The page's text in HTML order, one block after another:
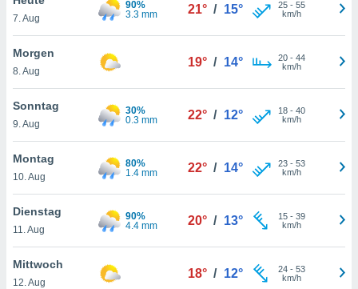
oder
Partner
es uns
das
der
Profil zu
Ihnen
finden
. Sie
jederzeit
7. Aug
90%
3.3 mm
21° / 15° 25- 55
km/h
Morgen
8. Aug
19° / 14° 20- 44
km/h
Sonntag
9. Aug
30%
0.3 mm
22° / 12° 18- 40
km/h
Montag
10. Aug
80%
1.4 mm
22° / 14° 23- 53
km/h
Dienstag
11. Aug
90%
4.4 mm
20° / 13° 15- 39
km/h
Mittwoch
12. Aug
18° / 12° 24- 53
km/h